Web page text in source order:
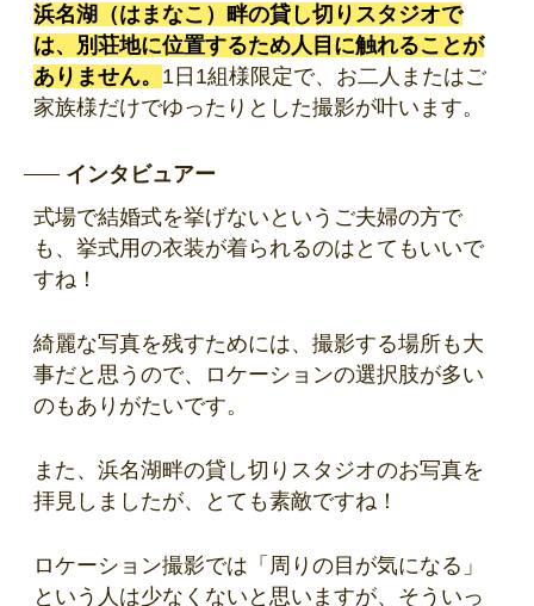
浜名湖（はまなこ）畔の貸し切りスタジオで
は、別荘地に位置するため人目に触れることが
ありません。 1日1組様限定で、お二人またはご
家族様だけでゆったりとした撮影が叶います。
インタビュアー
式場で結婚式を挙げないというご夫婦の方で
も、挙式用の衣装が着られるのはとてもいいで
すね！
綺麗な写真を残すためには、撮影する場所も大
事だと思うので、ロケーションの選択肢が多い
のもありがたいです。
また、浜名湖畔の貸し切りスタジオのお写真を
拝見しましたが、とても素敵ですね！
ロケーション撮影では「周りの目が気になる」
という人は少なくないと思いますが、そういっ